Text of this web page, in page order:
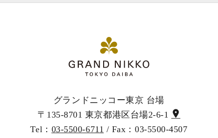
グランドニッコー東京 台場
〒135-8701 東京都港区台場2-6-1
Tel： 03-5500-6711 / Fax：03-5500-4507